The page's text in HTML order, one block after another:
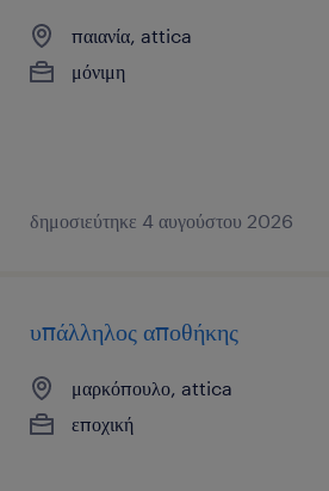
παιανία, attica
μόνιμη
δημοσιεύτηκε 4 αυγούστου 2026
υπάλληλος αποθήκης
μαρκόπουλο, attica
εποχική